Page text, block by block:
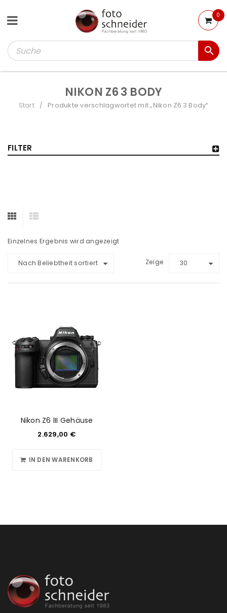
0
NIKON Z6 3 BODY
Start / Produkte verschlagwortet mit „Nikon Z6 3 Body“
FILTER
Einzelnes Ergebnis wird angezeigt
Nach Beliebtheit sortiert Zeige 30
Nikon Z6 III Gehäuse
2.629,00 €
IN DEN WARENKORB